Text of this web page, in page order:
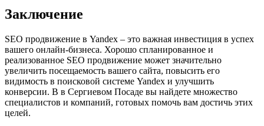
Заключение
SEO продвижение в Yandex – это важная инвестиция в успех
вашего онлайн-бизнеса. Хорошо спланированное и
реализованное SEO продвижение может значительно
увеличить посещаемость вашего сайта, повысить его
видимость в поисковой системе Yandex и улучшить
конверсии. В в Сергиевом Посаде вы найдете множество
специалистов и компаний, готовых помочь вам достичь этих
целей.